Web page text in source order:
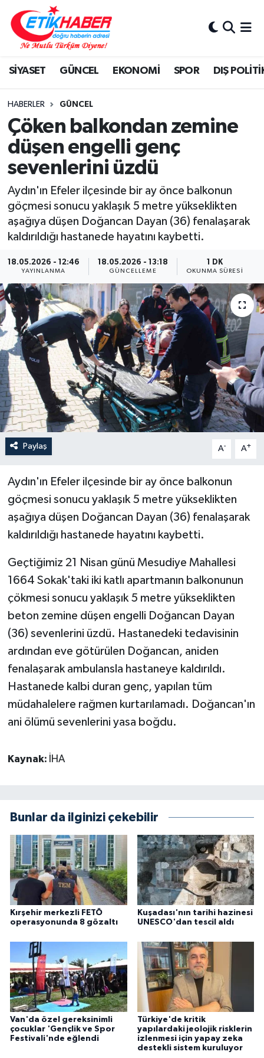
SİYASET GÜNCEL EKONOMİ SPOR DIŞ
HABERLER GÜNCEL
Çöken balkondan zemine
düşen engelli genç
sevenlerini üzdü
Aydın'ın Efeler ilçesinde bir ay önce balkonun
göçmesi sonucu yaklaşık 5 metre yükseklikten
aşağıya düşen Doğancan Dayan (36) fenalaşarak
kaldırıldığı hastanede hayatını kaybetti.
18.05.2026 - 12:46
YAYINLANMA
18.05.2026 - 13:18
GÜNCELLEME
1 DK
OKUNMA SÜRESI
Paylaş A- A+
Aydın'ın Efeler ilçesinde bir ay önce balkonun
göçmesi sonucu yaklaşık 5 metre yükseklikten
aşağıya düşen Doğancan Dayan (36) fenalaşarak
kaldırıldığı hastanede hayatını kaybetti.
Geçtiğimiz 21 Nisan günü Mesudiye Mahallesi
1664 Sokak'taki iki katlı apartmanın balkonunun
çökmesi sonucu yaklaşık 5 metre yükseklikten
beton zemine düşen engelli Doğancan Dayan
(36) sevenlerini üzdü. Hastanedeki tedavisinin
ardından eve götürülen Doğancan, aniden
fenalaşarak ambulansla hastaneye kaldırıldı.
Hastanede kalbi duran genç, yapılan tüm
müdahalelere rağmen kurtarılamadı. Doğancan'ın
ani ölümü sevenlerini yasa boğdu.
Kaynak: İHA
Bunlar da ilginizi çekebilir
Kırşehir merkezli FETÖ
operasyonunda 8 gözaltı
Kuşadası'nın tarihi hazinesi
UNESCO'dan tescil aldı
Van'da özel gereksinimli
çocuklar 'Gençlik ve Spor
Festivali'nde eğlendi
Türkiye'de kritik
yapılardaki jeolojik risklerin
izlenmesi için yapay zeka
destekli sistem kuruluyor
BİLİM-TEKNOLOJİ
DIŞ POLİTİKA
DÜNYA
EĞİTİM GENÇLİK
EKONOMİ
KÖŞE YAZILARI
KÜLTÜR-SANAT-MAGAZİN
ÖZEL HABER
RÖPORTAJLAR
SAĞLIK
SİYASET
GÜNCEL
SPOR
Yerel
Nöbetçi Eczaneler
Hava Durumu
İstanbul Namaz Vakitleri
Trafik Durumu
Süper Lig Puan Durumu ve Fikstür
Tüm Manşetler
Son Dakika Haberleri